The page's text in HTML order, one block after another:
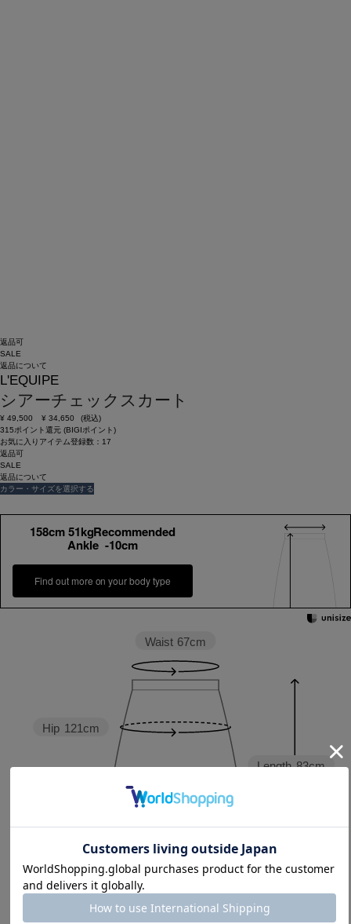
返品可
SALE
返品について
L'EQUIPE
シアーチェックスカート
¥ 49,500 ¥ 34,650
(税込)
315ポイント還元 (BIGIポイント)
お気に入りアイテム登録数： 17
返品可
SALE
返品について
カラー・サイズを選択する
158cm 51kgRecommended
Ankle -10cm
Find out more on your body type
Length 83cm
Hip 121cm
Waist 67cm